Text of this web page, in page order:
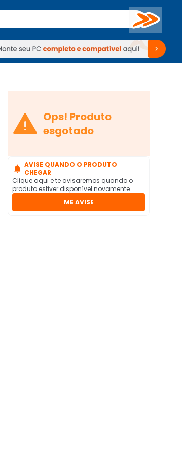
Buscar
Periféricos TV Venda no KaBuM!
TV Venda no KaBuM!
 Ops! Produto
esgotado
 AVISE QUANDO O PRODUTO
CHEGAR
Clique aqui e te avisaremos quando o
produto estiver disponível novamente
ME AVISE